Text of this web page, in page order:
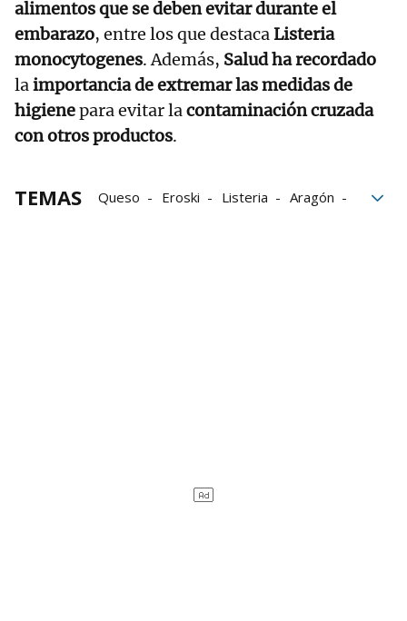
alimentos que se deben evitar durante el
embarazo, entre los que destacaListeria
monocytogenes. Además, Salud ha recordado
laimportancia de extremar las medidas de
higienepara evitar lacontaminación cruzada
con otros productos.
TEMAS Queso Eroski Listeria
Aragón